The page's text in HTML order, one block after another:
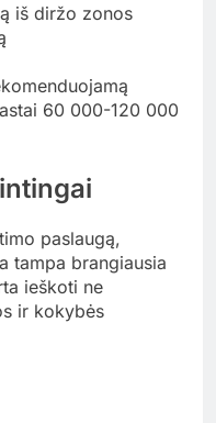
iš diržo zonos
60 000-120 000
paslaugą,
tampa brangiausia
ieškoti ne
ir kokybės